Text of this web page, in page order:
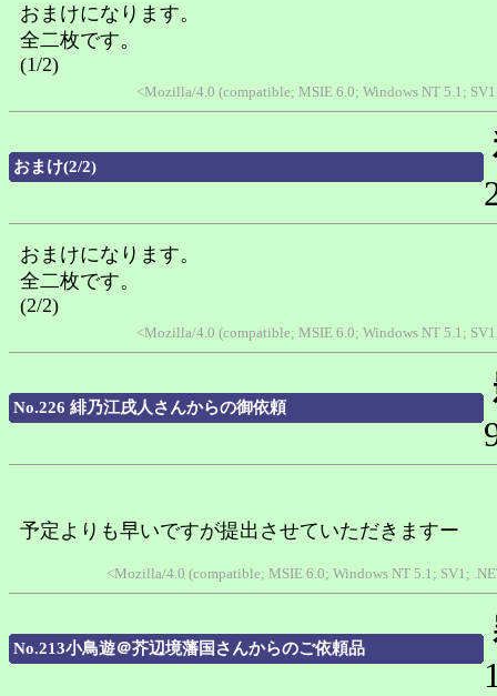
おまけになります。
全二枚です。
(1/2)
<Mozilla/4.0 (compatible; MSIE 6.0; Windows NT 5.1;
おまけ(2/2)
おまけになります。
全二枚です。
(2/2)
<Mozilla/4.0 (compatible; MSIE 6.0; Windows NT 5.1;
No.226 緋乃江戌人さんからの御依頼
予定よりも早いですが提出させていただきますー
<Mozilla/4.0 (compatible; MSIE 6.0; Windows NT 5.1; SV1;
No.213小鳥遊＠芥辺境藩国さんからのご依頼品